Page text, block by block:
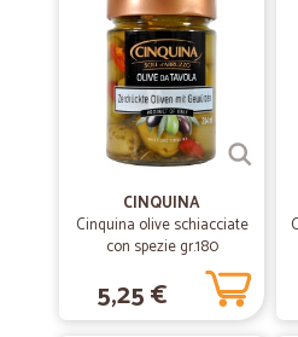
Precisi e puntuali...se c è stato qualche
non da Cicalia.
—.
Veloci nella spedizione anche
Paula T.
tutto perfetto
CINQUINA
Cinquina olive schiacciate
con spezie gr.180
5,25 €